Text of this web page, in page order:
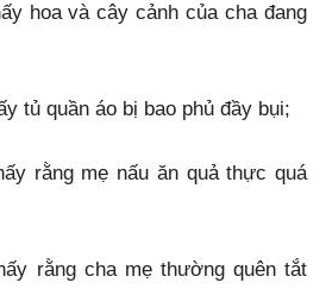
hoa và cây cảnh của cha đang
tủ quần áo bị bao phủ đầy bụi;
rằng mẹ nấu ăn quả thực quá
rằng cha mẹ thường quên tắt